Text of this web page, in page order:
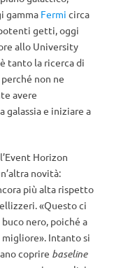
gamma Fermi circa
getti, oggi
allo University
tanto la ricerca di
non ne
avere
galassia e iniziare a
Horizon
novità:
più alta rispetto
«Questo ci
nero, poiché a
Intanto si
coprire baseline